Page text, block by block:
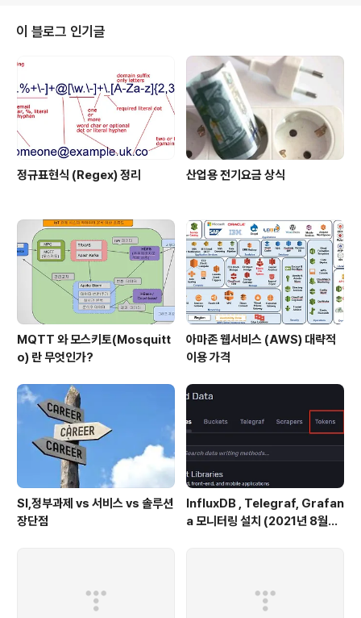
이 블로그 인기글
정규표현식 (Regex) 정리 산업용 전기요금 상식
MQTT 와 모스키토(Mosquitt
o) 란 무엇인가?
아마존 웹서비스 (AWS) 대략적
이용 가격
SI,정부과제 vs 서비스 vs 솔루션
장단점
InfluxDB , Telegraf, Grafan
a 모니터링 설치 (2021년 8월기